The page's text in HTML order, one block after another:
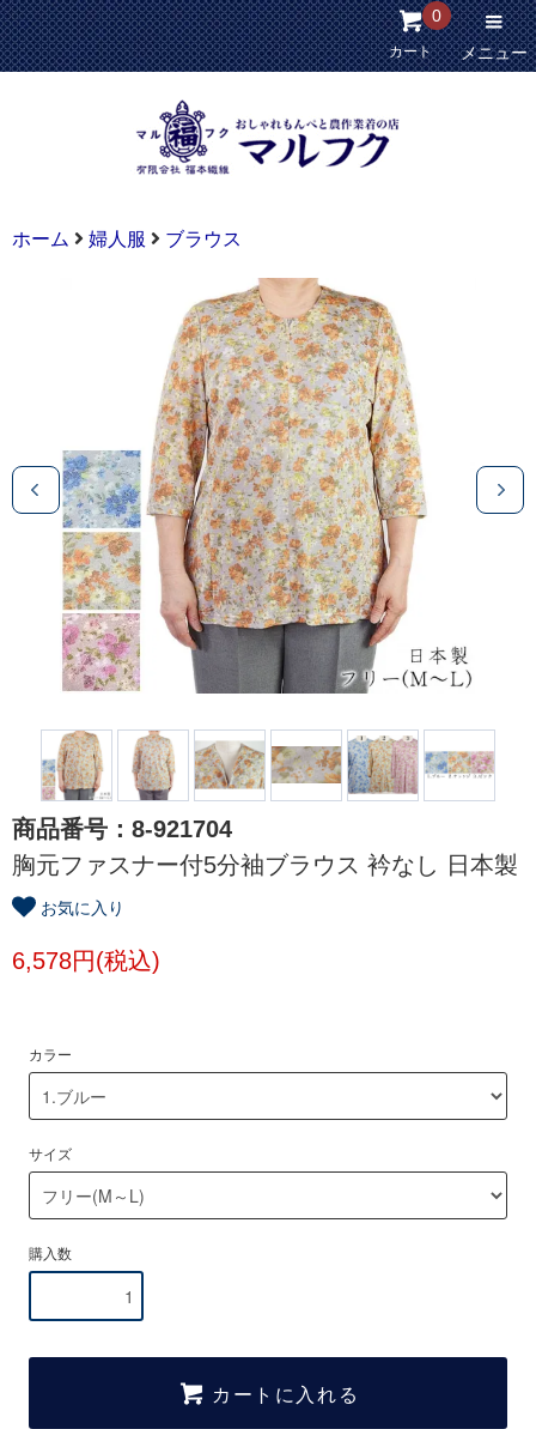
カート
0
メニュー
ホーム 婦人服 ブラウス
商品番号：8-921704
胸元ファスナー付5分袖ブラウス 衿なし 日本製
お気に入り
6,578円(税込)
カラー
サイズ
購入数
カートに入れる